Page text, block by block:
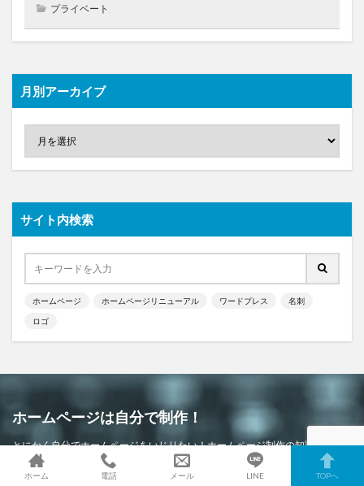
プライベート
月別アーカイブ
サイト内検索
ホームページ ホームページリニューアル ワードプレス 名刺
ロゴ
ホームページは自分で制作！
とにかく自分でホームページをいじりたい！ホームページ制作の知識ゼロの
初心者を対象にした講座です。当講座では、ワードプレスでホームページを
一緒に制作していきます。
ホーム 電話 メール LINE TOPへ